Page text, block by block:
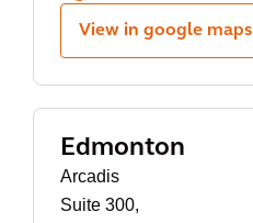
View in google maps
Edmonton
Arcadis
Suite 300,